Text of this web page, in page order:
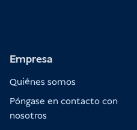
Empresa
Quiénes somos
Póngase en contacto con
nosotros